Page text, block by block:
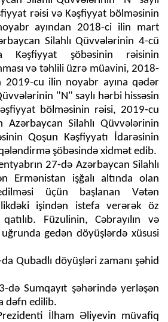
rəisi və Kəşfiyyat bölməsinin
ayından 2018-ci ilin mart
Silahlı Qüvvələrinin 4-cü
Kəşfiyyat şöbəsinin rəisinin
və təhlili üzrə müavini, 2018-
2019-cu ilin noyabr ayına qədər
"N" saylı hərbi hissəsin
bölməsinin rəisi, 2019-cu
Azərbaycan Silahlı Qüvvələrinin
Qoşun Kəşfiyyatı İdarəsinin
şöbəsində xidmət edib.
27-də Azərbaycan Silahlı
Ermənistan işğalı altında olan
üçün başlanan Vətən
işindən istefa verərək öz
Füzulinin, Cəbrayılın və
uğrunda gedən döyüşlərdə xüsusi
döyüşləri zamanı şəhid
şəhərində yerləşən
dəfn edilib.
İlham Əliyevin müvafiq